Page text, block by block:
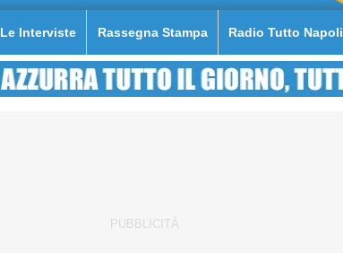
Le Interviste Rassegna Stampa Radio Tutto Napoli